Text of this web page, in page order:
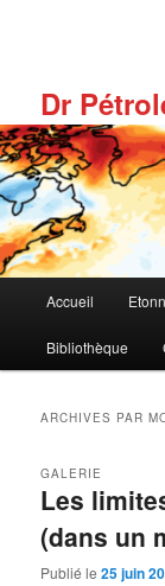
Dr
principal
Accueil
Bibliothèque
ARCHIVES PAR
Les
(dans un
GALERIE
Publié le25 juin